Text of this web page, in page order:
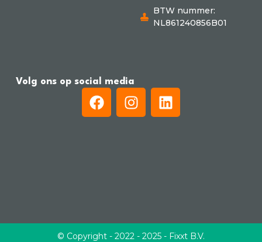
BTW nummer:
NL861240856B01
Volg ons op social media
© Copyright - 2022 - 2025 - Fixxt B.V.